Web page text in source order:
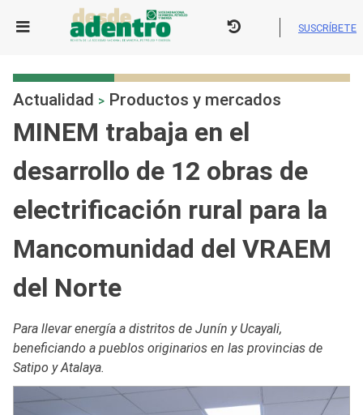
SUSCRÍBETE
Actualidad > Productos y mercados
MINEM trabaja en el
desarrollo de 12 obras de
electrificación rural para la
Mancomunidad del VRAEM
del Norte
Para llevar energía a distritos de Junín y Ucayali,
beneficiando a pueblos originarios en las provincias de
Satipo y Atalaya.